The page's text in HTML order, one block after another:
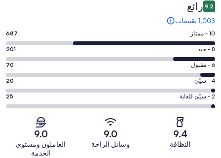
9.2 رائع
1,003 تقييمات
درجة
التصنيف
10
-
ممتاز.
687
من
أصل
10 - ممتاز 687
درجة
التصنيف
8
-
جيد.
201
8 - جيد 201
درجة
التصنيف
6
-
مقبول.
6 - مقبول 70
درجة
التصنيف
4
4 - سيّئ 20
درجة
التصنيف
2 - سيّئ للغاية 25
9.4
النظافة
9.0
وسائل الراحة
9.0
العاملون ومستوى
الخدمة